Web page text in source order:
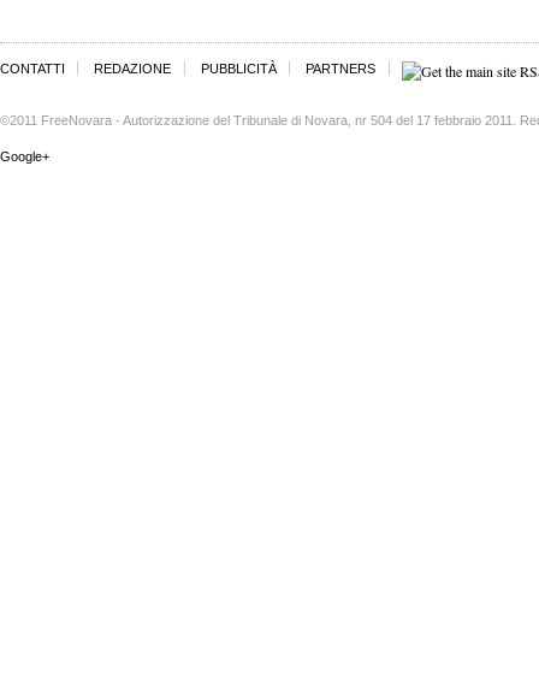
CONTATTI REDAZIONE PUBBLICITÀ PARTNERS
©2011 FreeNovara - Autorizzazione del Tribunale di Novara, nr 504 del 17 febbraio 2011.
Google+